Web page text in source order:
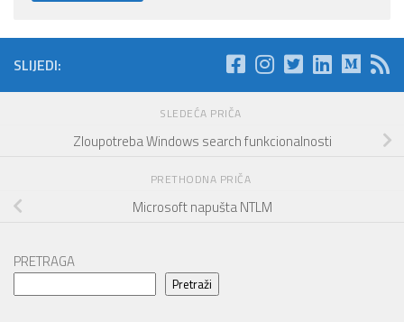
SLIJEDI:
SLEDEĆA PRIČA
Zloupotreba Windows search funkcionalnosti
PRETHODNA PRIČA
Microsoft napušta NTLM
PRETRAGA
Pretraži